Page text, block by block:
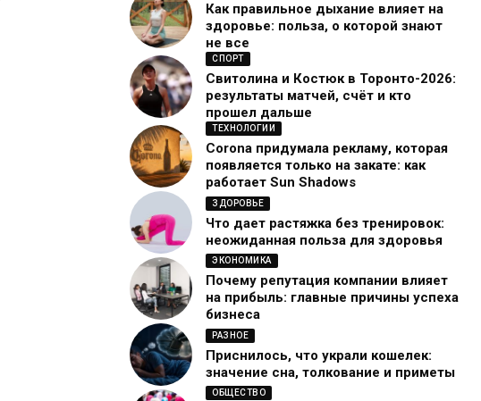
Как правильное дыхание влияет на
здоровье: польза, о которой знают
не все
СПОРТ
Свитолина и Костюк в Торонто-2026:
результаты матчей, счёт и кто
прошел дальше
ТЕХНОЛОГИИ
Corona придумала рекламу, которая
появляется только на закате: как
работает Sun Shadows
ЗДОРОВЬЕ
Что дает растяжка без тренировок:
неожиданная польза для здоровья
ЭКОНОМИКА
Почему репутация компании влияет
на прибыль: главные причины успеха
бизнеса
РАЗНОЕ
Приснилось, что украли кошелек:
значение сна, толкование и приметы
ОБЩЕСТВО